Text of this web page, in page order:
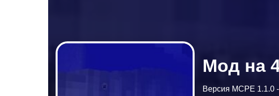
Мод на
Версия MCPE 1.1.0